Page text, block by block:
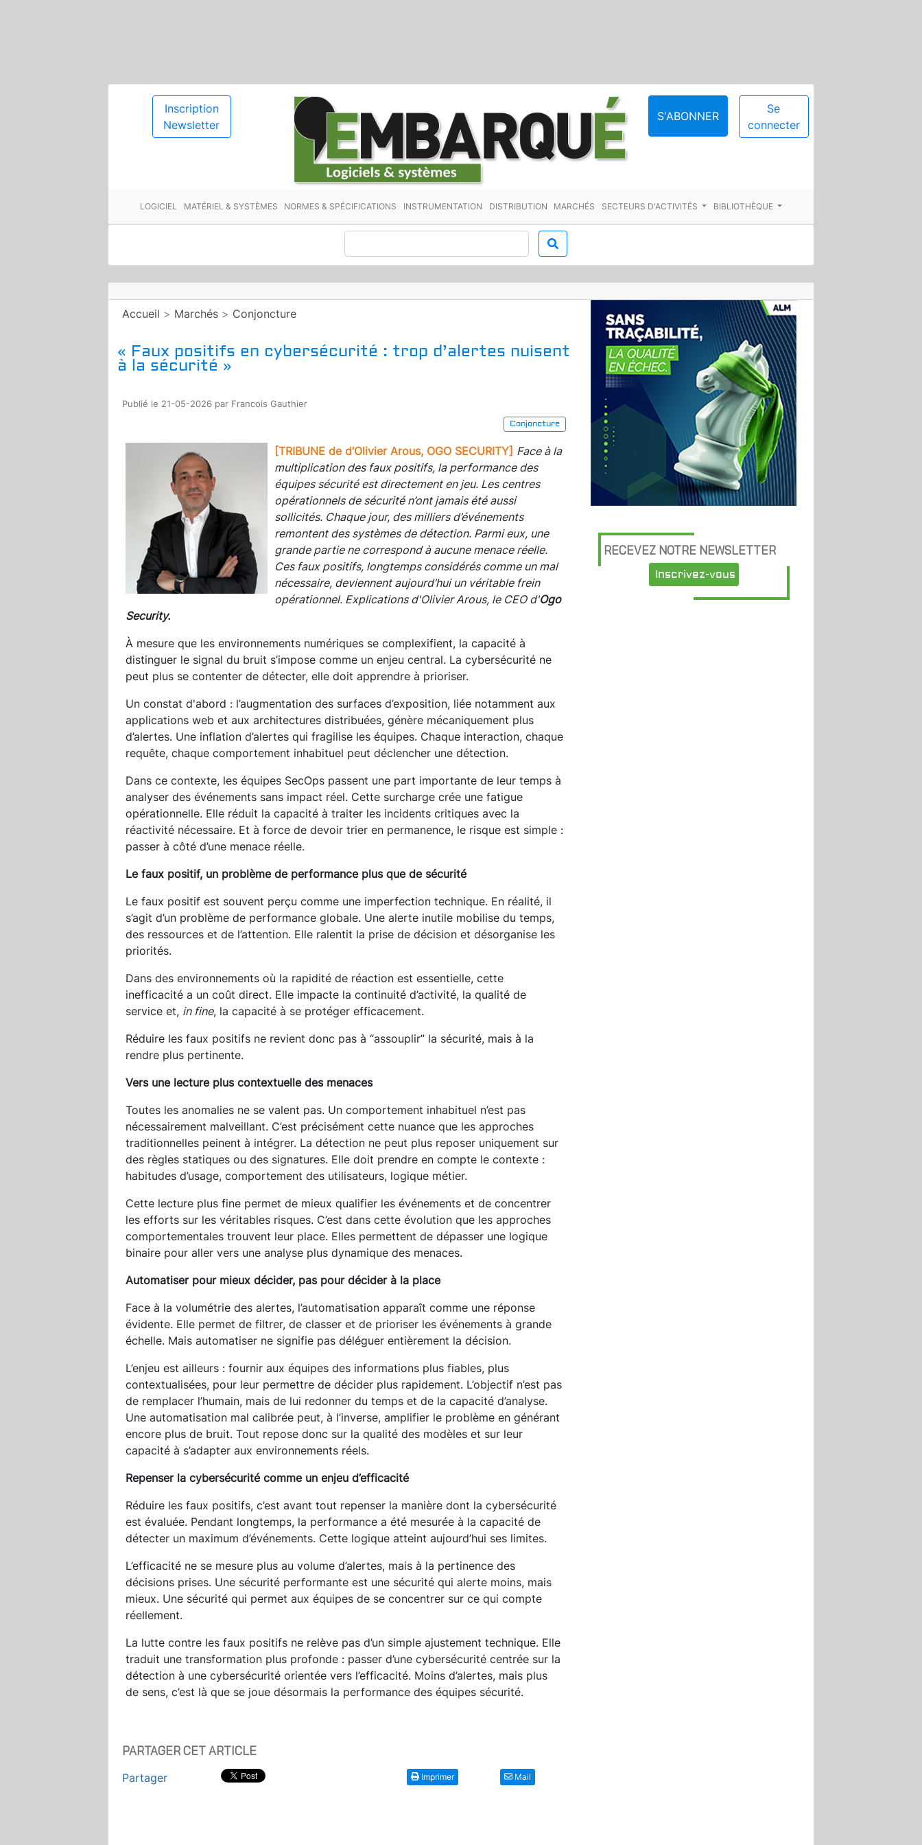
Inscription
Newsletter
S'ABONNER
Se
connecter
LOGICIEL MATÉRIEL & SYSTÈMES NORMES & SPÉCIFICATIONS INSTRUMENTATION DISTRIBUTION MARCHÉS SECTEURS D'ACTIVITÉS BIBLIOTHÈQUE
Accueil > Marchés > Conjoncture
« Faux positifs en cybersécurité : trop d’alertes nuisent
à la sécurité »
Publié le 21-05-2026 par Francois Gauthier
Conjoncture
[TRIBUNE de d’Olivier Arous, OGO SECURITY] Face à la
multiplication des faux positifs, la performance des
équipes sécurité est directement en jeu. Les centres
opérationnels de sécurité n’ont jamais été aussi
sollicités. Chaque jour, des milliers d’événements
remontent des systèmes de détection. Parmi eux, une
grande partie ne correspond à aucune menace réelle.
Ces faux positifs, longtemps considérés comme un mal
nécessaire, deviennent aujourd’hui un véritable frein
opérationnel. Explications d'Olivier Arous, le CEO d'Ogo
Security.
À mesure que les environnements numériques se complexifient, la capacité à
distinguer le signal du bruit s’impose comme un enjeu central. La cybersécurité ne
peut plus se contenter de détecter, elle doit apprendre à prioriser.
Un constat d'abord : l’augmentation des surfaces d’exposition, liée notamment aux
applications web et aux architectures distribuées, génère mécaniquement plus
d’alertes. Une inflation d’alertes qui fragilise les équipes. Chaque interaction, chaque
requête, chaque comportement inhabituel peut déclencher une détection.
Dans ce contexte, les équipes SecOps passent une part importante de leur temps à
analyser des événements sans impact réel. Cette surcharge crée une fatigue
opérationnelle. Elle réduit la capacité à traiter les incidents critiques avec la
réactivité nécessaire. Et à force de devoir trier en permanence, le risque est simple :
passer à côté d’une menace réelle.
Le faux positif, un problème de performance plus que de sécurité
Le faux positif est souvent perçu comme une imperfection technique. En réalité, il
s’agit d’un problème de performance globale. Une alerte inutile mobilise du temps,
des ressources et de l’attention. Elle ralentit la prise de décision et désorganise les
priorités.
Dans des environnements où la rapidité de réaction est essentielle, cette
inefficacité a un coût direct. Elle impacte la continuité d’activité, la qualité de
service et, in fine, la capacité à se protéger efficacement.
Réduire les faux positifs ne revient donc pas à “assouplir” la sécurité, mais à la
rendre plus pertinente.
Vers une lecture plus contextuelle des menaces
Toutes les anomalies ne se valent pas. Un comportement inhabituel n’est pas
nécessairement malveillant. C’est précisément cette nuance que les approches
traditionnelles peinent à intégrer. La détection ne peut plus reposer uniquement sur
des règles statiques ou des signatures. Elle doit prendre en compte le contexte :
habitudes d’usage, comportement des utilisateurs, logique métier.
Cette lecture plus fine permet de mieux qualifier les événements et de concentrer
les efforts sur les véritables risques. C’est dans cette évolution que les approches
comportementales trouvent leur place. Elles permettent de dépasser une logique
binaire pour aller vers une analyse plus dynamique des menaces.
Automatiser pour mieux décider, pas pour décider à la place
Face à la volumétrie des alertes, l’automatisation apparaît comme une réponse
évidente. Elle permet de filtrer, de classer et de prioriser les événements à grande
échelle. Mais automatiser ne signifie pas déléguer entièrement la décision.
L’enjeu est ailleurs : fournir aux équipes des informations plus fiables, plus
contextualisées, pour leur permettre de décider plus rapidement. L’objectif n’est pas
de remplacer l’humain, mais de lui redonner du temps et de la capacité d’analyse.
Une automatisation mal calibrée peut, à l’inverse, amplifier le problème en générant
encore plus de bruit. Tout repose donc sur la qualité des modèles et sur leur
capacité à s’adapter aux environnements réels.
Repenser la cybersécurité comme un enjeu d’efficacité
Réduire les faux positifs, c’est avant tout repenser la manière dont la cybersécurité
est évaluée. Pendant longtemps, la performance a été mesurée à la capacité de
détecter un maximum d’événements. Cette logique atteint aujourd’hui ses limites.
L’efficacité ne se mesure plus au volume d’alertes, mais à la pertinence des
décisions prises. Une sécurité performante est une sécurité qui alerte moins, mais
mieux. Une sécurité qui permet aux équipes de se concentrer sur ce qui compte
réellement.
La lutte contre les faux positifs ne relève pas d’un simple ajustement technique. Elle
traduit une transformation plus profonde : passer d’une cybersécurité centrée sur la
détection à une cybersécurité orientée vers l’efficacité. Moins d’alertes, mais plus
de sens, c’est là que se joue désormais la performance des équipes sécurité.
PARTAGER CET ARTICLE
Partager Imprimer Mail
RECEVEZ NOTRE NEWSLETTER
Inscrivez-vous